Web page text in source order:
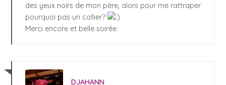
des yeux noirs de mon père, alors pour me rattraper
pourquoi pas un collier?
Merci encore et belle soirée.
DJAHANN